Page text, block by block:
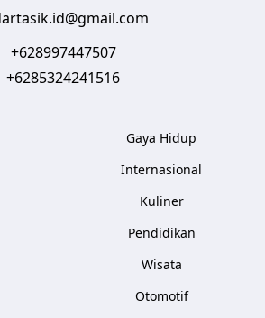
+628997447507
+6285324241516
Gaya Hidup
Internasional
Kuliner
Pendidikan
Wisata
Otomotif